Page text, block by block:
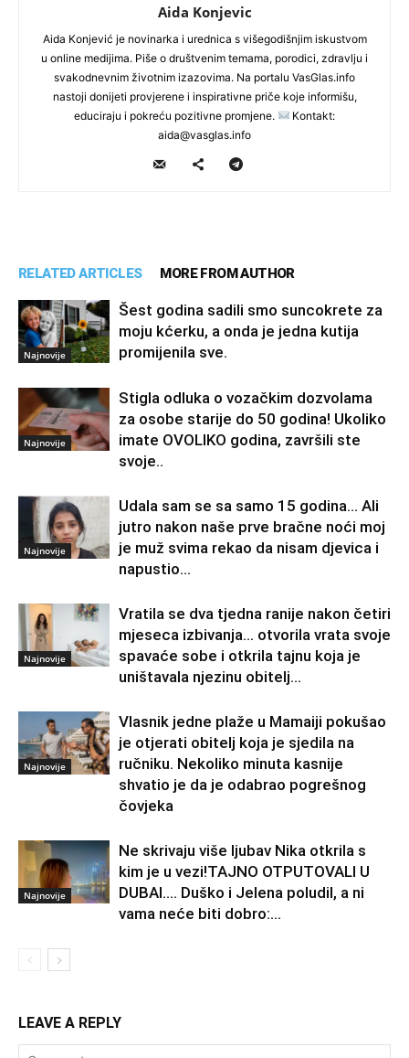
Aida Konjevic
Aida Konjević je novinarka i urednica s višegodišnjim iskustvom
u online medijima. Piše o društvenim temama, porodici, zdravlju i
svakodnevnim životnim izazovima. Na portalu VasGlas.info
nastoji donijeti provjerene i inspirativne priče koje informišu,
educiraju i pokreću pozitivne promjene.
Kontakt:
aida@vasglas.info
RELATED ARTICLES MORE FROM AUTHOR
Najnovije
Šest godina sadili smo suncokrete za
moju kćerku, a onda je jedna kutija
promijenila sve.
Najnovije
Stigla odluka o vozačkim dozvolama
za osobe starije do 50 godina! Ukoliko
imate OVOLIKO godina, završili ste
svoje..
Najnovije
Udala sam se sa samo 15 godina… Ali
jutro nakon naše prve bračne noći moj
je muž svima rekao da nisam djevica i
napustio...
Najnovije
Vratila se dva tjedna ranije nakon četiri
mjeseca izbivanja… otvorila vrata svoje
spavaće sobe i otkrila tajnu koja je
uništavala njezinu obitelj…
Najnovije
Vlasnik jedne plaže u Mamaiji pokušao
je otjerati obitelj koja je sjedila na
ručniku. Nekoliko minuta kasnije
shvatio je da je odabrao pogrešnog
čovjeka
Najnovije
Ne skrivaju više ljubav Nika otkrila s
kim je u vezi!TAJNO OTPUTOVALI U
DUBAI…. Duško i Jelena poludil, a ni
vama neće biti dobro:...
LEAVE A REPLY